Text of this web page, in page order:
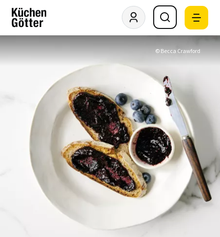
© Becca Crawford